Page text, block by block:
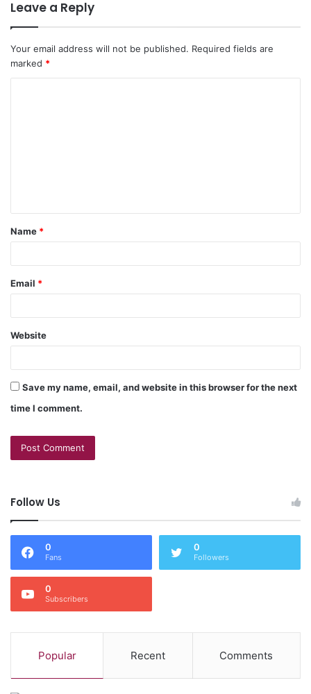
Leave a Reply
Your email address will not be published. Required fields are
marked *
Name *
Email *
Website
Save my name, email, and website in this browser for the next
time I comment.
Follow Us
0
Fans
0
Followers
0
Subscribers
Popular Recent Comments